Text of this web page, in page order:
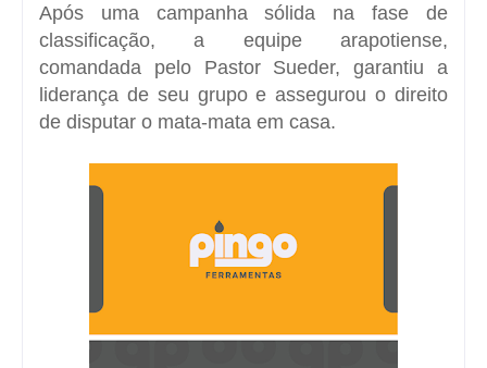
Após uma campanha sólida na fase de
classificação, a equipe arapotiense,
comandada pelo Pastor Sueder, garantiu a
liderança de seu grupo e assegurou o direito
de disputar o mata-mata em casa.